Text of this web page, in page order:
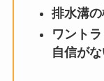
排水溝
ワント
自信が